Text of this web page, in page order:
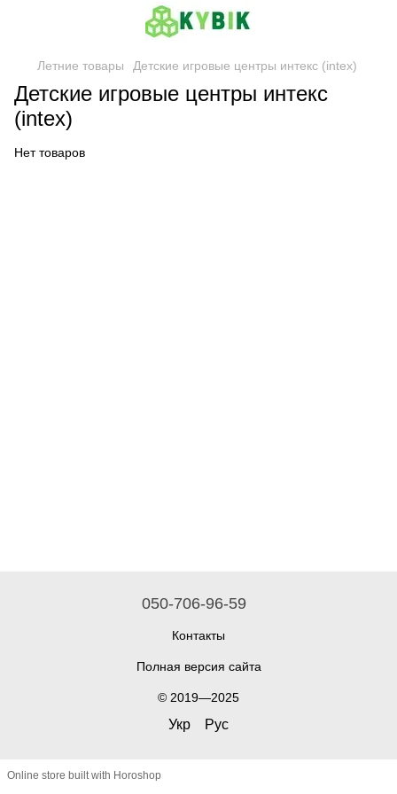
Летние товары Детские игровые центры интекс (intex)
Детские игровые центры интекс
(intex)
Нет товаров
050-706-96-59
Контакты
Полная версия сайта
© 2019—2025
Укр Рус
Online store built with Horoshop